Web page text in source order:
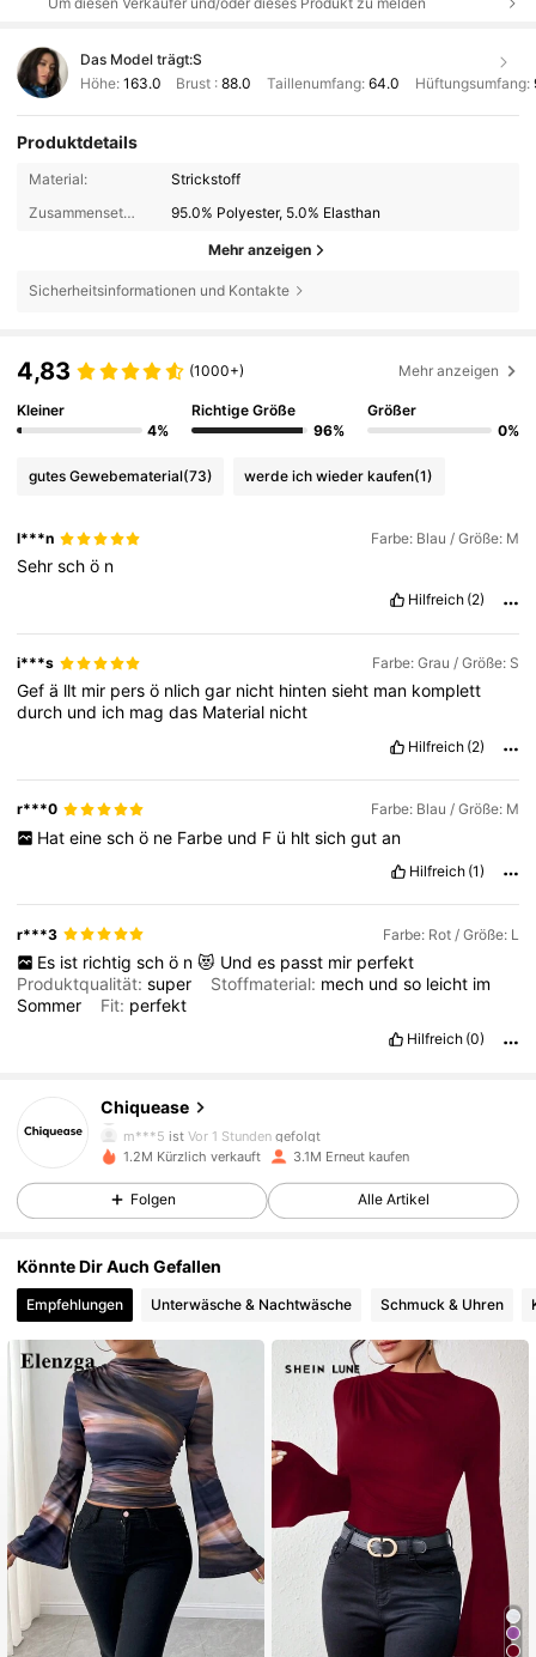
Das Model trägt:S
Höhe: 163.0 Brust :88.0 Taillenumfang: 64.0 Hüftungsumfang:
Produktdetails
Material:
Strickstoff
Zusammensetzung:
95.0% Polyester, 5.0% Elasthan
Mehr anzeigen
Sicherheitsinformationen und Kontakte
4,83 (1000+) Mehr anzeigen
Kleiner
4%
Richtige Größe
96%
Größer
0%
gutes Gewebematerial(73) werde ich wieder kaufen(1)
l***n Farbe: Blau / Größe: M
Sehrschö n
Hilfreich (2)
i***s Farbe: Grau / Größe: S
Gefä llt mir persö nlichgar nicht hintensieht man komplett
durch und ich magdas Material nicht
Hilfreich (2)
r***0 Farbe: Blau / Größe: M
Hat eine sch ö ne Farbe und F ü hlt sich gut an
Hilfreich (1)
r***3 Farbe: Rot / Größe: L
Es ist richtig sch ö n 😻 Und es passt mir perfekt
Produktqualität:super Stoffmaterial: mech undso leicht im
Sommer
Fit: perfekt
Hilfreich (0)
Chiquease
m***5 ist Vor 1 Stundengefolgt
4,85 287K Follower
4,85 287K Follower
4,85 287K Follower
287K Follower
1.2M Kürzlich verkauft 3.1M Erneut kaufen
Folgen Alle Artikel
Könnte Dir Auch Gefallen
Empfehlungen Unterwäsche & Nachtwäsche Schmuck & Uhren